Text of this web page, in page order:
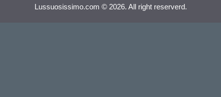
Lussuosissimo.com © 2026. All right reserverd.